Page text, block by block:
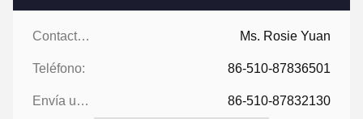
Contactos: Ms. Rosie Yuan
Teléfono: 86-510-87836501
Envía un fax.: 86-510-87832130